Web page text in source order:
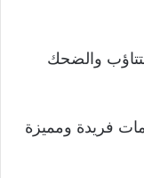
والضحك
فريدة ومميزة